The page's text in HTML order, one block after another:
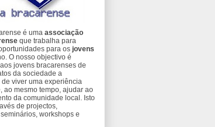
é uma associação
que trabalha para
para os jovens
O nosso objectivo é
jovens bracarenses de
da sociedade a
viver uma experiência
ao mesmo tempo, ajudar ao
da comunidade local. Isto
de projectos,
workshops e